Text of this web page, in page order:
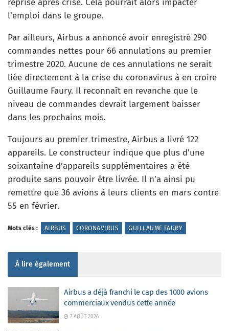
reprise après crise. Cela pourrait alors impacter
l’emploi dans le groupe.
Par ailleurs, Airbus a annoncé avoir enregistré 290
commandes nettes pour 66 annulations au premier
trimestre 2020. Aucune de ces annulations ne serait
liée directement à la crise du coronavirus à en croire
Guillaume Faury. Il reconnaît en revanche que le
niveau de commandes devrait largement baisser
dans les prochains mois.
Toujours au premier trimestre, Airbus a livré 122
appareils. Le constructeur indique que plus d’une
soixantaine d’appareils supplémentaires a été
produite sans pouvoir être livrée. Il n’a ainsi pu
remettre que 36 avions à leurs clients en mars contre
55 en février.
Mots clés : AIRBUS CORONAVIRUS GUILLAUME FAURY
À lire également
Airbus a déjà franchi le cap des 1000 avions
commerciaux vendus cette année
7 AOÛT 2026